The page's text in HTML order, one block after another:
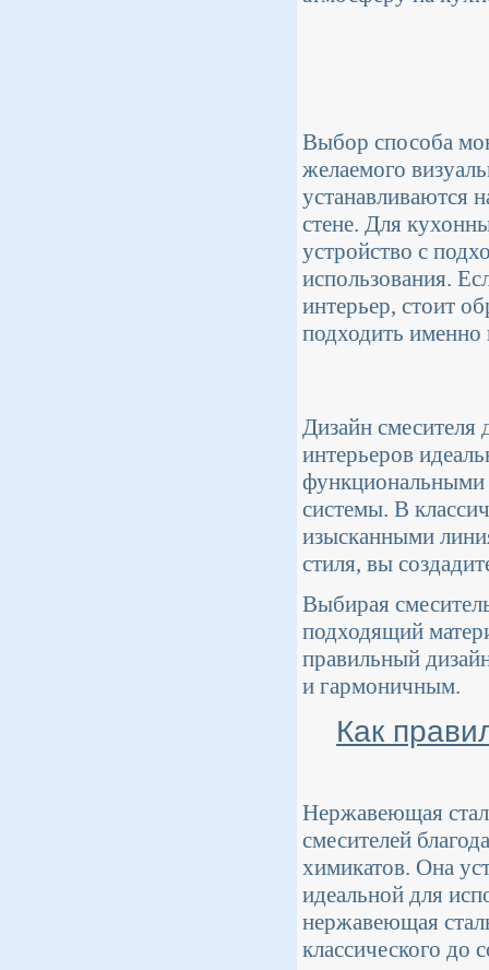
Выбор способа
желаемого
устанавливаются
стене. Для
устройство с
использования.
интерьер, стоит
подходить именно
Дизайн смесителя
интерьеров
функциональными
системы. В
изысканными
стиля, вы
Выбирая
подходящий
правильный
и гармоничным.
Как
Нержавеющая
смесителей
химикатов. Она
идеальной для
нержавеющая
классического до